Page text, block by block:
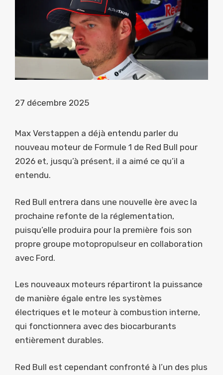
27 décembre 2025
Max Verstappen a déjà entendu parler du
nouveau moteur de Formule 1 de Red Bull pour
2026 et, jusqu’à présent, il a aimé ce qu’il a
entendu.
Red Bull entrera dans une nouvelle ère avec la
prochaine refonte de la réglementation,
puisqu’elle produira pour la première fois son
propre groupe motopropulseur en collaboration
avec Ford.
Les nouveaux moteurs répartiront la puissance
de manière égale entre les systèmes
électriques et le moteur à combustion interne,
qui fonctionnera avec des biocarburants
entièrement durables.
Red Bull est cependant confronté à l’un des plus